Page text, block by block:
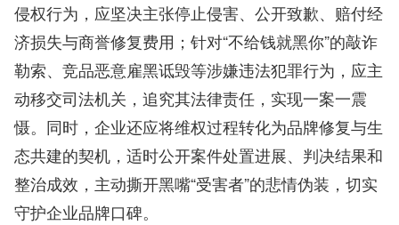
侵权行为，应坚决主张停止侵害、公开致歉、赔付经
济损失与商誉修复费用；针对“不给钱就黑你”的敲诈
勒索、竞品恶意雇黑诋毁等涉嫌违法犯罪行为，应主
动移交司法机关，追究其法律责任，实现一案一震
慑。同时，企业还应将维权过程转化为品牌修复与生
态共建的契机，适时公开案件处置进展、判决结果和
整治成效，主动撕开黑嘴“受害者”的悲情伪装，切实
守护企业品牌口碑。